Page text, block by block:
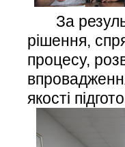
За
рішення,
процесу,
якості